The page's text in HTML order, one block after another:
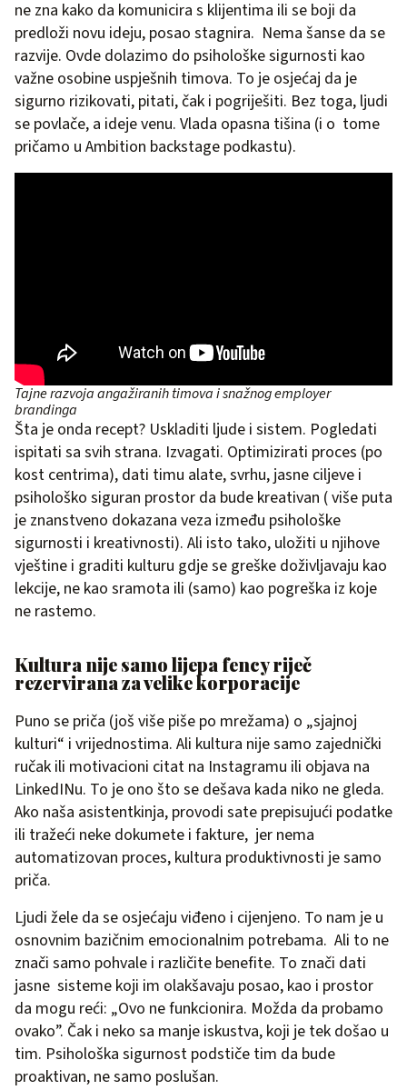
ne zna kako da komunicira s klijentima ili se boji da
predloži novu ideju, posao stagnira. Nema šanse da se
razvije. Ovde dolazimo do psihološke sigurnosti kao
važne osobine uspješnih timova. To je osjećaj da je
sigurno rizikovati, pitati, čak i pogriješiti. Bez toga, ljudi
se povlače, a ideje venu. Vlada opasna tišina (i o tome
pričamo u Ambition backstage podkastu).
Tajne razvoja angažiranih timova i snažnog employer
brandinga
Šta je onda recept? Uskladiti ljude i sistem. Pogledati
ispitati sa svih strana. Izvagati. Optimizirati proces (po
kost centrima), dati timu alate, svrhu, jasne ciljeve i
psihološko siguran prostor da bude kreativan ( više puta
je znanstveno dokazana veza između psihološke
sigurnosti i kreativnosti). Ali isto tako, uložiti u njihove
vještine i graditi kulturu gdje se greške doživljavaju kao
lekcije, ne kao sramota ili (samo) kao pogreška iz koje
ne rastemo.
Kultura nije samo lijepa fency riječ
rezervirana za velike korporacije
Puno se priča (još više piše po mrežama) o „sjajnoj
kulturi“ i vrijednostima. Ali kultura nije samo zajednički
ručak ili motivacioni citat na Instagramu ili objava na
LinkedINu. To je ono što se dešava kada niko ne gleda.
Ako naša asistentkinja, provodi sate prepisujući podatke
ili tražeći neke dokumete i fakture, jer nema
automatizovan proces, kultura produktivnosti je samo
priča.
Ljudi žele da se osjećaju viđeno i cijenjeno. To nam je u
osnovnim bazičnim emocionalnim potrebama. Ali to ne
znači samo pohvale i različite benefite. To znači dati
jasne sisteme koji im olakšavaju posao, kao i prostor
da mogu reći: „Ovo ne funkcionira. Možda da probamo
ovako”. Čak i neko sa manje iskustva, koji je tek došao u
tim. Psihološka sigurnost podstiče tim da bude
proaktivan, ne samo poslušan.